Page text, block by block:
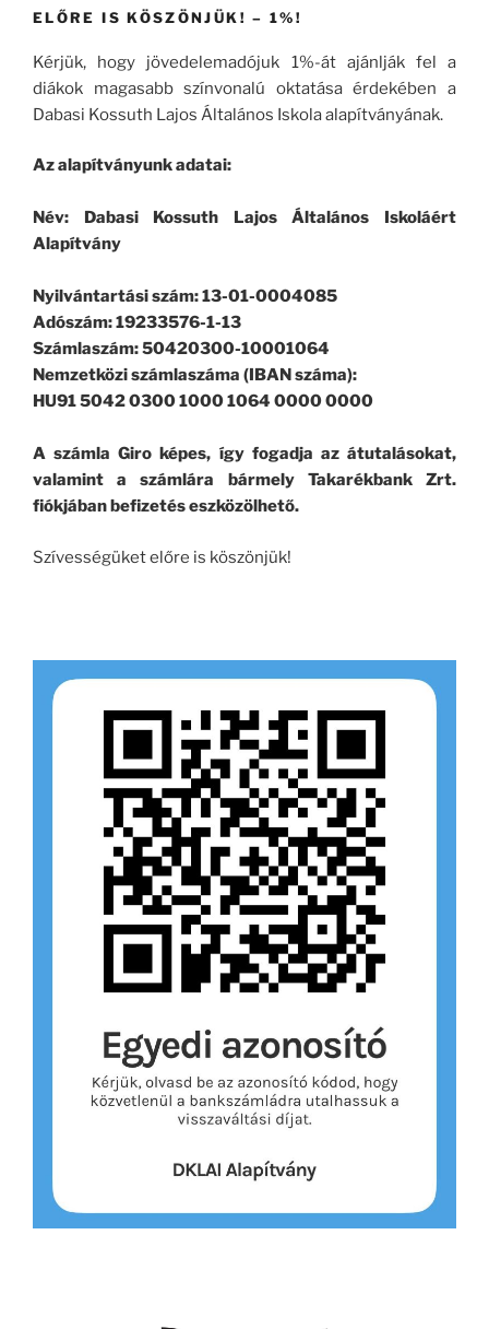
ELŐRE IS KÖSZÖNJÜK! – 1%!
Kérjük, hogy jövedelemadójuk 1%-át ajánlják fel a
diákok magasabb színvonalú oktatása érdekében a
Dabasi Kossuth Lajos Általános Iskola alapítványának.
Az alapítványunk adatai:
Név: Dabasi Kossuth Lajos Általános Iskoláért
Alapítvány
Nyilvántartási szám: 13-01-0004085
Adószám: 19233576-1-13
Számlaszám: 50420300-10001064
Nemzetközi számlaszáma (IBAN száma):
HU91 5042 0300 1000 1064 0000 0000
A számla Giro képes, így fogadja az átutalásokat,
valamint a számlára bármely Takarékbank Zrt.
fiókjában befizetés eszközölhető.
Szívességüket előre is köszönjük!